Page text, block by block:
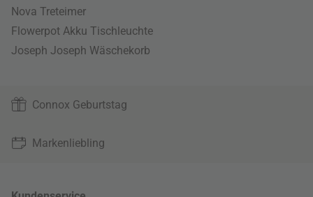
Nova Treteimer
Flowerpot Akku Tischleuchte
Joseph Joseph Wäschekorb
Connox Geburtstag
Markenliebling